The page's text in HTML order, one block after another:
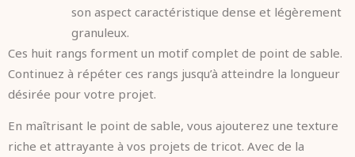
son aspect caractéristique dense et légèrement
granuleux.
Ces huit rangs forment un motif complet de point de sable.
Continuez à répéter ces rangs jusqu’à atteindre la longueur
désirée pour votre projet.
En maîtrisant le point de sable, vous ajouterez une texture
riche et attrayante à vos projets de tricot. Avec de la